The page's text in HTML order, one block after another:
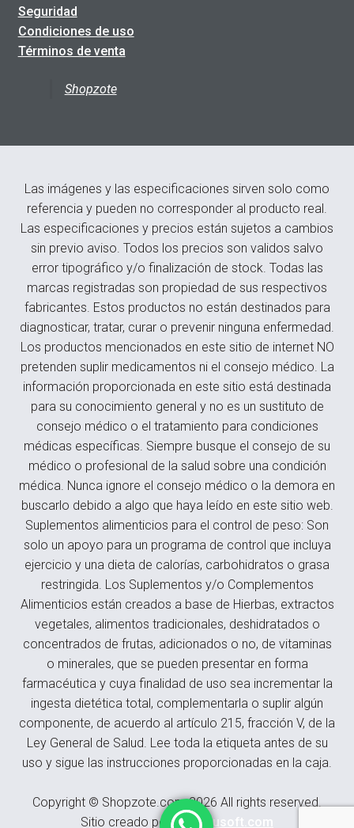
Seguridad
Condiciones de uso
Términos de venta
Shopzote
Las imágenes y las especificaciones sirven solo como
referencia y pueden no corresponder al producto real.
Las especificaciones y precios están sujetos a cambios
sin previo aviso. Todos los precios son validos salvo
error tipográfico y/o finalización de stock. Todas las
marcas registradas son propiedad de sus respectivos
fabricantes. Estos productos no están destinados para
diagnosticar, tratar, curar o prevenir ninguna enfermedad.
Los productos mencionados en este sitio de internet NO
pretenden suplir medicamentos ni el consejo médico. La
información proporcionada en este sitio está destinada
para su conocimiento general y no es un sustituto de
consejo médico o el tratamiento para condiciones
médicas específicas. Siempre busque el consejo de su
médico o profesional de la salud sobre una condición
médica. Nunca ignore el consejo médico o la demora en
buscarlo debido a algo que haya leído en este sitio web.
Suplementos alimenticios para el control de peso: Son
solo un apoyo para un programa de control que incluya
ejercicio y una dieta de calorías, carbohidratos o grasa
restringida. Los Suplementos y/o Complementos
Alimenticios están creados a base de Hierbas, extractos
vegetales, alimentos tradicionales, deshidratados o
concentrados de frutas, adicionados o no, de vitaminas
o minerales, que se pueden presentar en forma
farmacéutica y cuya finalidad de uso sea incrementar la
ingesta dietética total, complementarla o suplir algún
componente, de acuerdo al artículo 215, fracción V, de la
Ley General de Salud. Lee toda la etiqueta antes de su
uso y sigue las instrucciones proporcionadas en la caja.
Copyright © Shopzote.com 2026 All rights reserved.
Sitio creado porMeximusoft.com